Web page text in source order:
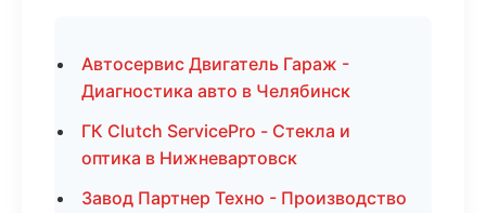
Автосервис Двигатель Гараж -
Диагностика авто в Челябинск
ГК Clutch ServicePro - Стекла и
оптика в Нижневартовск
Завод Партнер Техно - Производство